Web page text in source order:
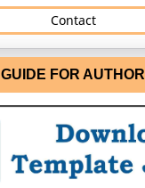
Contact
GUIDE FOR AUTHOR